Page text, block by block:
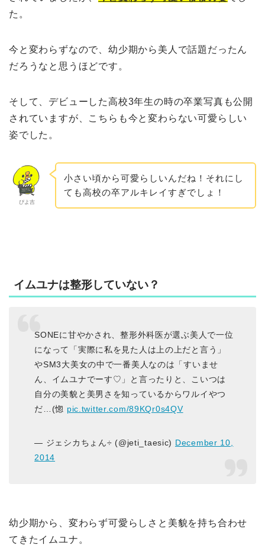
た。
今と変わらずなので、幼少期から美人で話題だったん
だろうなと思うほどです。
そして、デビューした高校3年生の時の卒業写真も公開
されていますが、こちらも今と変わらない可愛らしい
姿でした。
ぴよ吉
小さい頃から可愛らしいんだね！それにし
ても高校の卒アルキレイすぎでしょ！
イムユナは整形していない？
SONEに甘やかされ、整形外科医が選ぶ美人で一位
になって「実際に私を見た人は上の上だと言う」
やSM3大美女の中で一番美人なのは「すいませ
ん、イムユナでーす♡」と言ったりと、こいつは
自分の美貌と美男さを知っているからワルイやつ
だ…(惚 pic.twitter.com/89KQr0s4QV
— ジェシカちょん÷ (@jeti_taesic) December 10,
2014
幼少期から、変わらず可愛らしさと美貌を持ち合わせ
てきたイムユナ。